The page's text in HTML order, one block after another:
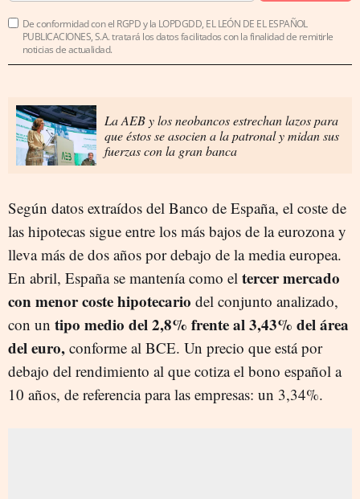
De conformidad con el RGPD y la LOPDGDD, EL LEÓN DE EL ESPAÑOL
PUBLICACIONES, S.A. tratará los datos facilitados con la finalidad de remitirle
noticias de actualidad.
La AEB y los neobancos estrechan lazos para
que éstos se asocien a la patronal y midan sus
fuerzas con la gran banca
Según datos extraídos del Banco de España, el coste de
las hipotecas sigue entre los más bajos de la eurozona y
lleva más de dos años por debajo de la media europea.
En abril, España se mantenía como el tercer mercado
con menor coste hipotecario del conjunto analizado,
con un tipo medio del 2,8% frente al 3,43% del área
del euro, conforme al BCE. Un precio que está por
debajo del rendimiento al que cotiza el bono español a
10 años, de referencia para las empresas: un 3,34%.